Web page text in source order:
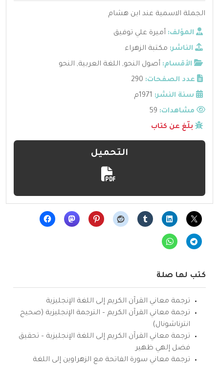
الجملة الاسمية عند ابن هشام
المؤلف: أميرة علي توفيق
الناشر: مكتبة الزهراء
الأقسام: أصول النحو, اللغة العربية, النحو
عدد الصفحات: 290
سنة النشر: 1971م
مشاهدات:
بلّغ عن كتاب
التحميل
كتب لها صلة
ترجمة معاني القرآن الكريم إلى اللغة الإنجليزية
ترجمة معاني القرآن الكريم – الترجمة الإنجليزية (صحيح
انترناشونال)
ترجمة معاني القرآن الكريم إلى اللغة الإنجليزية – تحقيق
فضل إلهي ظهير
ترجمة معاني سورة الفاتحة مع الزهراوين إلى اللغة